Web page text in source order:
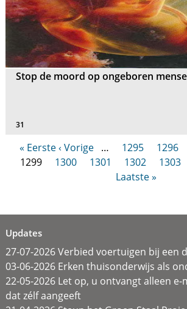
Stop de moord op ongeboren
31
« Eerste ‹ Vorige … 1295 1296
1299
1300 1301 1302 1303
Laatste »
Updates
27-07-2026 Verbied voertuigen bij een
03-06-2026 Erken thuisonderwijs als
22-05-2026 Let op, u ontvangt alleen e-
dat zélf aangeeft